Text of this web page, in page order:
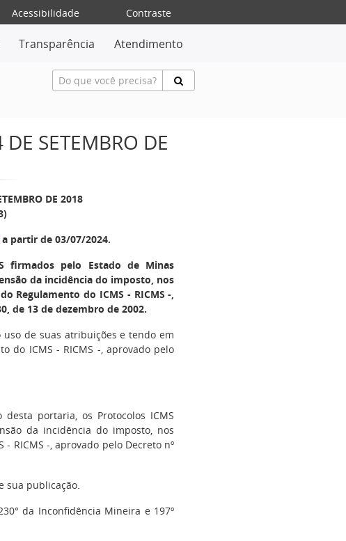
Acessibilidade
Contraste
Transparência Atendimento
SETEMBRO DE
DE 2018
a partir de 03/07/2024.
firmados pelo Estado de Minas
da incidência do imposto, nos
Regulamento do ICMS - RICMS -,
de 13 de dezembro de 2002.
uso de suas atribuições e tendo em
do ICMS - RICMS -, aprovado pelo
portaria, os Protocolos ICMS
da incidência do imposto, nos
RICMS -, aprovado pelo Decreto nº
sua publicação.
da Inconfidência Mineira e 197º